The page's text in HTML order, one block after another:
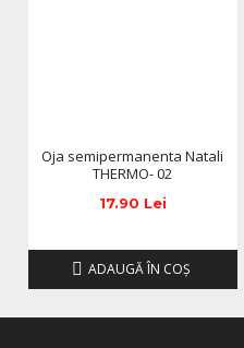
Oja semipermanenta Natali
THERMO- 02
17.90 Lei
ADAUGĂ ÎN COŞ